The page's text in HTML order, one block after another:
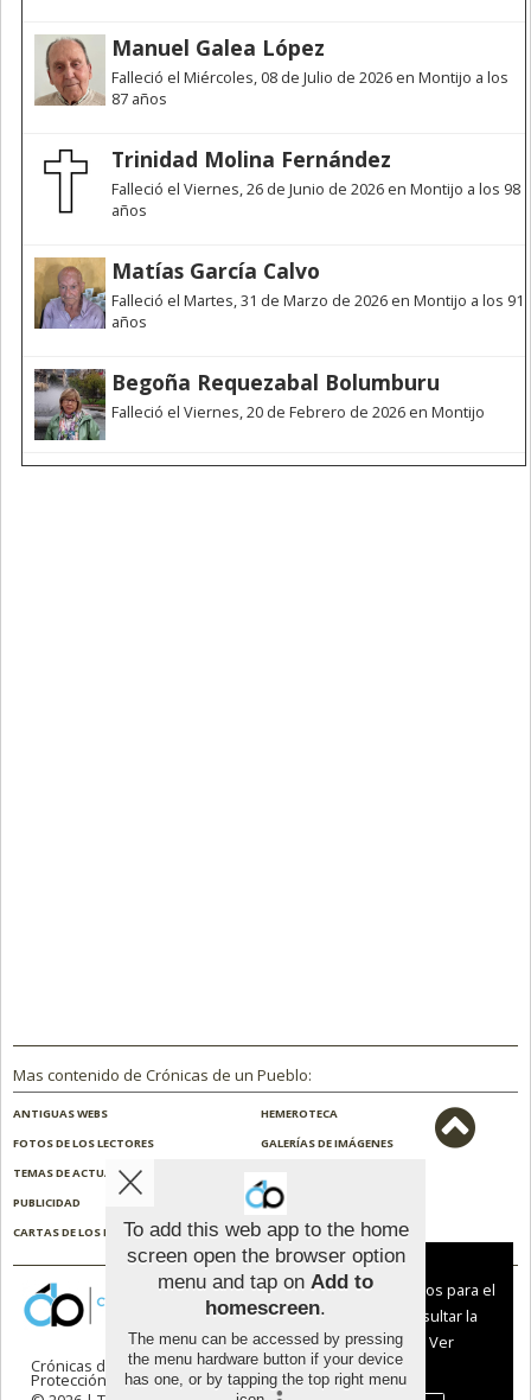
Manuel Galea López
Falleció el Miércoles, 08 de Julio de 2026 en Montijo a los
87 años
Trinidad Molina Fernández
Falleció el Viernes, 26 de Junio de 2026 en Montijo a los 98
años
Matías García Calvo
Falleció el Martes, 31 de Marzo de 2026 en Montijo a los 91
años
Begoña Requezabal Bolumburu
Falleció el Viernes, 20 de Febrero de 2026 en Montijo
Mas contenido de Crónicas de un Pueblo:
ANTIGUAS WEBS
HEMEROTECA
FOTOS DE LOS LECTORES
GALERÍAS DE IMÁGENES
TEMAS DE ACTUALIDAD
PUBLICIDAD
CONTACTO
CARTAS DE LOS LECTORES
ENCUESTAS
Crónicas de un Pueblo |Términos de uso|
Protección de datos
To add this web app to the home
screen open the browser option
menu and tap on Add to
homescreen.
The menu can be accessed by pressing
the menu hardware button if your device
has one, or by tapping the top right menu
Aviso sobre el Uso de cookies:
Utilizamos cookies nuestras y de terceros para el
funcionamiento del digital. Puedes consultar la
lista de cookies y como desconectarlas.
Ver
nuestra Política de Privacidad y Cookies